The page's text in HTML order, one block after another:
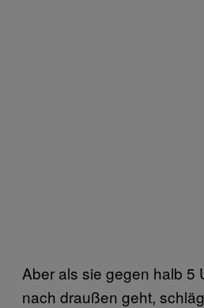
Aber als sie gegen halb 5
nach draußen geht,